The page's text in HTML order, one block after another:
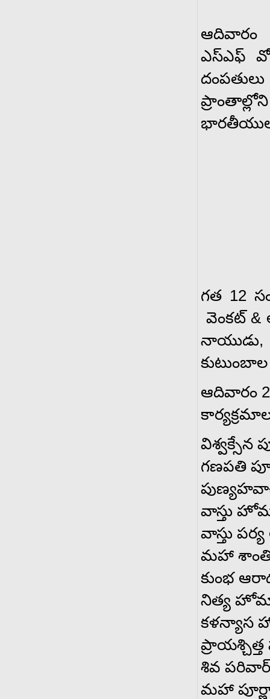
ఆదివారం
ఎస్ఎఫ్ వో
గత 12
వెంకట్
నాయుడు,
ఆదివారం
విశ్వక్సేన
గణపతి
వాస్తు
వాస్తు
మహా శాంతి
కుంభ
నిత్య
కళన్యాస
శివ
మహా